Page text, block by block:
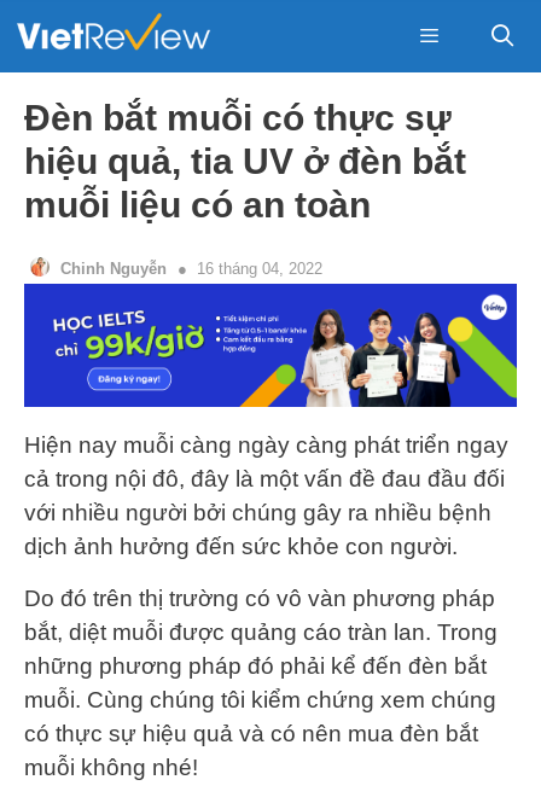
Menu
Đèn bắt muỗi có thực sự
hiệu quả, tia UV ở đèn bắt
muỗi liệu có an toàn
Chinh Nguyễn 16 tháng 04, 2022
Hiện nay muỗi càng ngày càng phát triển ngay
cả trong nội đô, đây là một vấn đề đau đầu đối
với nhiều người bởi chúng gây ra nhiều bệnh
dịch ảnh hưởng đến sức khỏe con người.
Do đó trên thị trường có vô vàn phương pháp
bắt, diệt muỗi được quảng cáo tràn lan. Trong
những phương pháp đó phải kể đến đèn bắt
muỗi. Cùng chúng tôi kiểm chứng xem chúng
có thực sự hiệu quả và có nên mua đèn bắt
muỗi không nhé!